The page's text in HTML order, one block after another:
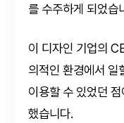
를 수주하게 되었습
이 디자인 기업의
의적인 환경에서 일
이용할 수 있었던
했습니다.